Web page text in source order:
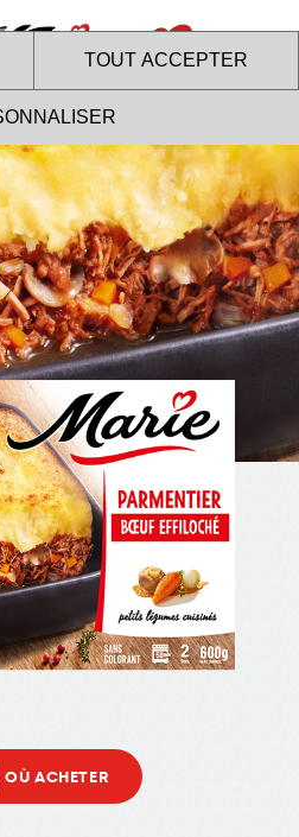
Menu
ACHETER
Marie utilise
pour nous assurer du bon
et à des fins analytiques. Vous
moment en cliquant sur l'icône
de notre site. En autorisant ces
le dépôt et la lecture de
de suivi nécessaires
TOUT ACCEPTER